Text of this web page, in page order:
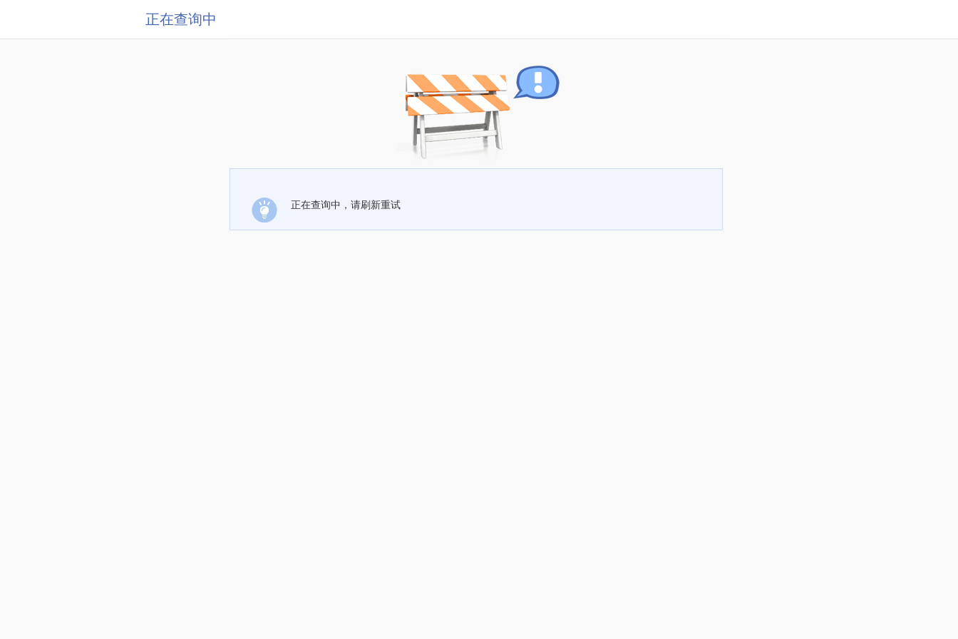
正在查询中
正在查询中，请刷新重试